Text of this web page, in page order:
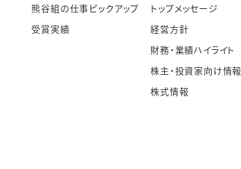
熊谷組の仕事ピックアップ
受賞実績
トップメッセージ
経営方針
財務・業績ハイライト
株主・投資家向け情報
株式情報